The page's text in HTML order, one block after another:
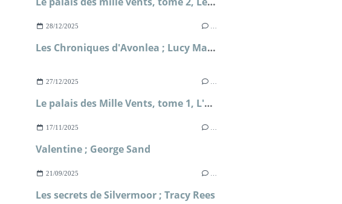
28/12/2025
Les Chroniques d'Avonlea ; Lucy Maud Montgomery
27/12/2025
Le palais des Mille Vents, tome 1, L'héritage des steppes ; Kate McAlistair
17/11/2025
Valentine ; George Sand
21/09/2025
Les secrets de Silvermoor ; Tracy Rees